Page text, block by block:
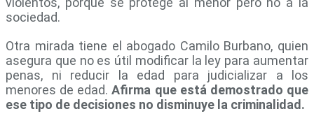
sociedad.
Otra mirada tiene el abogado Camilo Burbano, quien
asegura que no es útil modificar la ley para aumentar
penas, ni reducir la edad para judicializar a los
menores de edad.Afirma que está demostrado que
ese tipo de decisiones no disminuye la criminalidad.